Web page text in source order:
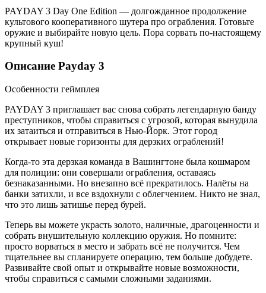
PAYDAY 3 Day One Edition — долгожданное продолжение
культового кооперативного шутера про ограбления. Готовьте
оружие и выбирайте новую цель. Пора сорвать по-настоящему
крупный куш!
Описание Payday 3
Особенности геймплея
PAYDAY 3 приглашает вас снова собрать легендарную банду
преступников, чтобы справиться с угрозой, которая вынудила
их затаиться и отправиться в Нью-Йорк. Этот город
открывает новые горизонты для дерзких ограблений!
Когда-то эта дерзкая команда в Вашингтоне была кошмаром
для полиции: они совершали ограбления, оставаясь
безнаказанными. Но внезапно всё прекратилось. Налёты на
банки затихли, и все вздохнули с облегчением. Никто не знал,
что это лишь затишье перед бурей.
Теперь вы можете украсть золото, наличные, драгоценности и
собрать внушительную коллекцию оружия. Но помните:
просто ворваться в место и забрать всё не получится. Чем
тщательнее вы спланируете операцию, тем больше добудете.
Развивайте свой опыт и открывайте новые возможности,
чтобы справиться с самыми сложными заданиями.